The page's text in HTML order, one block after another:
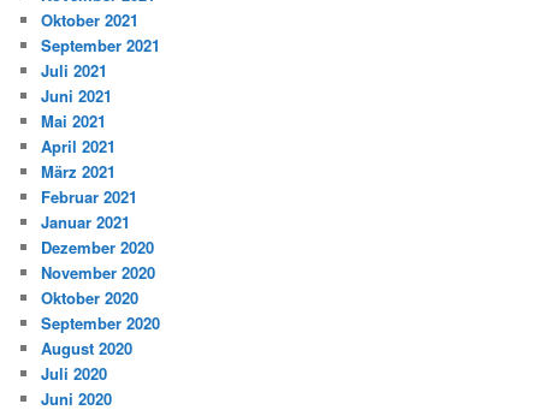
Oktober 2021
September 2021
Juli 2021
Juni 2021
Mai 2021
April 2021
März 2021
Februar 2021
Januar 2021
Dezember 2020
November 2020
Oktober 2020
September 2020
August 2020
Juli 2020
Juni 2020